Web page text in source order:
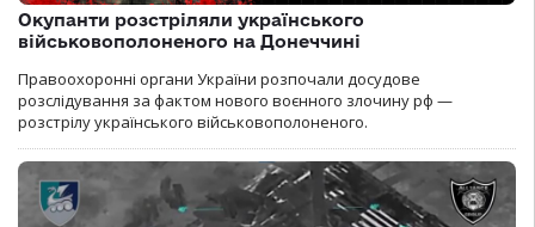
Окупанти розстріляли українського
військовополоненого на Донеччині
Правоохоронні органи України розпочали досудове
розслідування за фактом нового воєнного злочину рф —
розстрілу українського військовополоненого.